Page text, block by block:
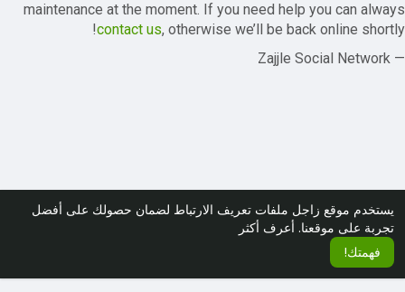
يستخدم موقع زاجل ملفات تعريف الارتباط لضمان حصولك على أفضل
تجربة على موقعنا. أعرف أكثر
فهمتك!
maintenance at the moment. If you need help you can always
contact us, otherwise we’ll be back online shortly!
— Zajjle Social Network